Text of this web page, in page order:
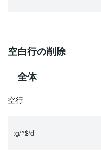
空白行の削除
全体
空行
:g/^$/d